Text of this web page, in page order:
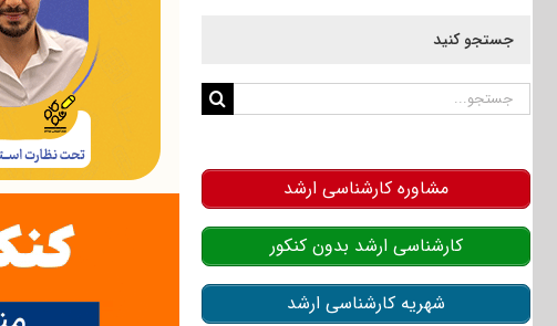
جستجو کنید
جستجو
مشاوره کارشناسی ارشد
کارشناسی ارشد بدون کنکور
شهریه کارشناسی ارشد